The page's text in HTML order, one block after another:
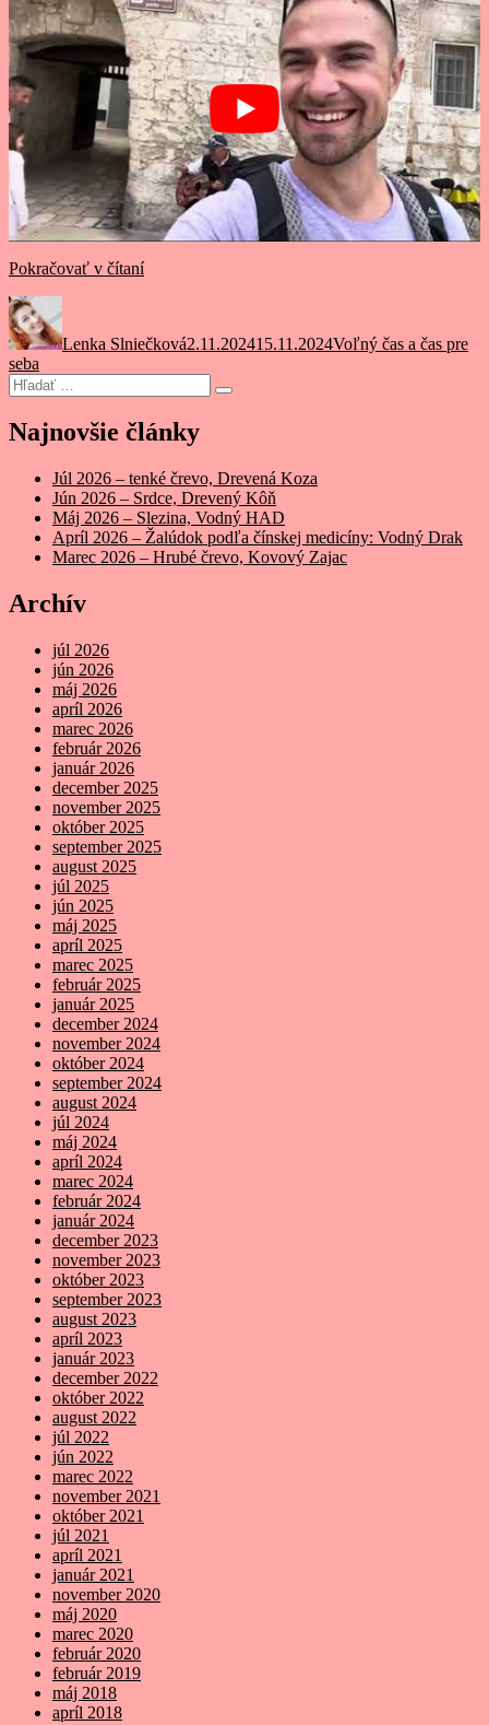
Pokračovať v čítaní„Zážitok
plánovania?
dovolenka:
s
Kamilom
Lenka Slniečková2.11.202415.11.2024Voľný čas a čas pre
seba
Hľadať:
Vyhľadávanie
Najnovšie články
Júl 2026 – tenké črevo, Drevená Koza
Jún 2026 – Srdce, Drevený Kôň
Máj 2026 – Slezina, Vodný HAD
Apríl 2026 – Žalúdok podľa čínskej medicíny: Vodný Drak
Marec 2026 – Hrubé črevo, Kovový Zajac
Archív
júl 2026
jún 2026
máj 2026
apríl 2026
marec 2026
február 2026
január 2026
december 2025
november 2025
október 2025
september 2025
august 2025
júl 2025
jún 2025
máj 2025
apríl 2025
marec 2025
február 2025
január 2025
december 2024
november 2024
október 2024
september 2024
august 2024
júl 2024
máj 2024
apríl 2024
marec 2024
február 2024
január 2024
december 2023
november 2023
október 2023
september 2023
august 2023
apríl 2023
január 2023
december 2022
október 2022
august 2022
júl 2022
jún 2022
marec 2022
november 2021
október 2021
júl 2021
apríl 2021
január 2021
november 2020
máj 2020
marec 2020
február 2020
február 2019
máj 2018
apríl 2018